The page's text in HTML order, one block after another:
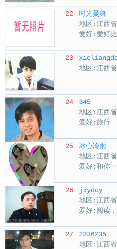
22 时光曼舞
地区:江西
爱好:爱好
23
地区:江西
24 345
地区:江西
爱好:旅行
25 冰心冷雨
地区:江西
爱好:和你
26 jxydcy
地区:江西
爱好:阅读
27 2336235
地区:江西